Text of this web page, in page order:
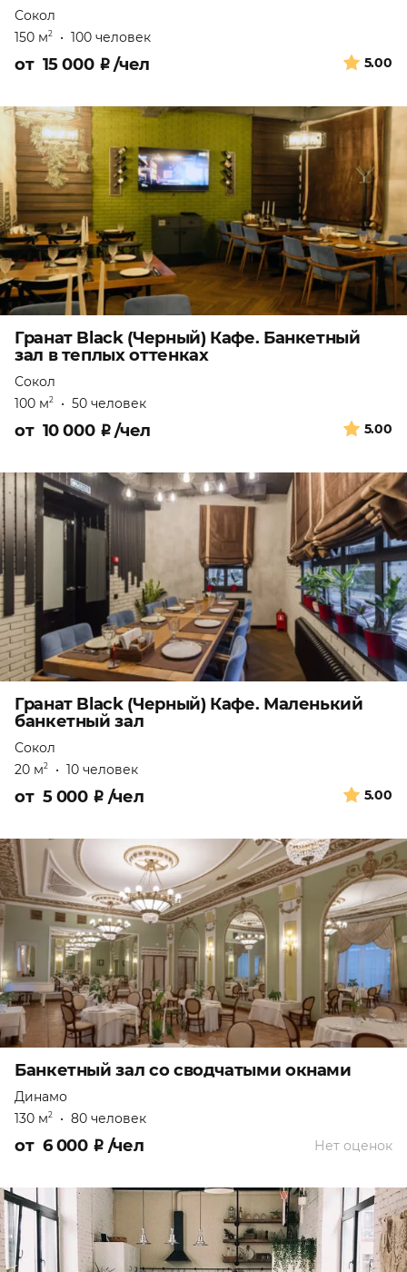
Сокол
150 м2 • 100 человек
5.00
от 15 000 ₽/чел
Гранат Black (Черный) Кафе. Банкетный
зал в теплых оттенках
Сокол
100 м2 • 50 человек
5.00
от 10 000 ₽/чел
Гранат Black (Черный) Кафе. Маленький
банкетный зал
Сокол
20 м2 • 10 человек
5.00
от 5 000 ₽ /чел
Банкетный зал со сводчатыми окнами
Динамо
130 м2 • 80 человек
Нет оценок
от 6 000 ₽ /чел